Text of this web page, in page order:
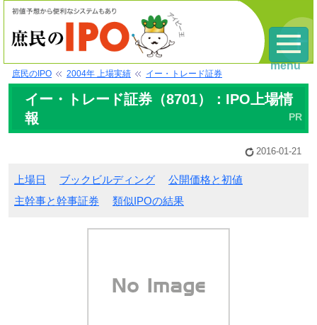
庶民のIPO 2004年 上場実績 イー・トレード証券
イー・トレード証券（8701）：IPO上場情
報
2016-01-21
上場日 ブックビルディング
公開価格と初値
主幹事と幹事証券
類似IPOの結果
menu